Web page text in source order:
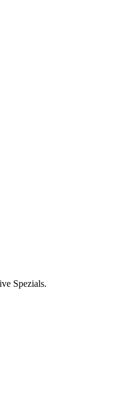
Spezials.